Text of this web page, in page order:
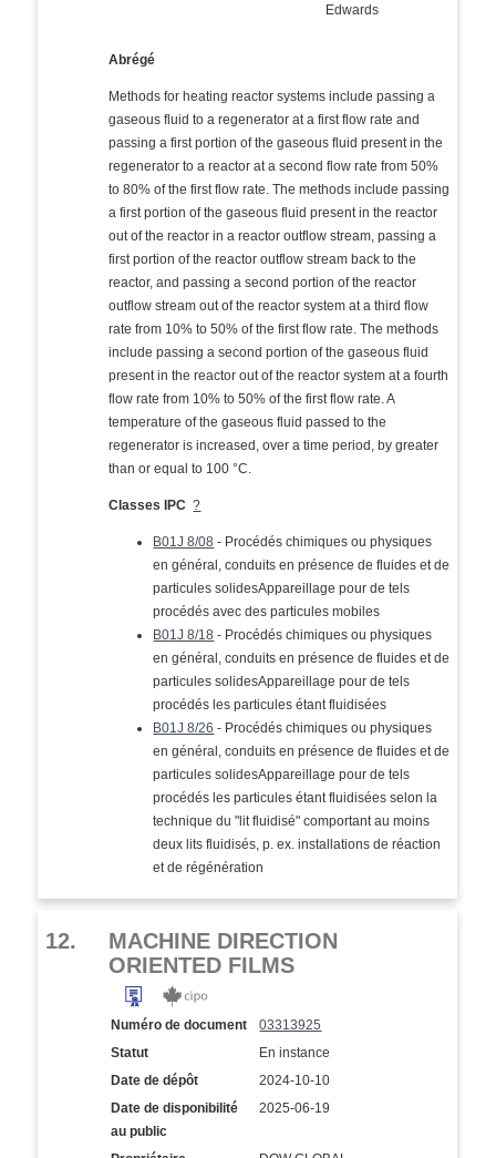
Edwards
Abrégé
Methods for heating reactor systems include passing a
gaseous fluid to a regenerator at a first flow rate and
passing a first portion of the gaseous fluid present in the
regenerator to a reactor at a second flow rate from 50%
to 80% of the first flow rate. The methods include passing
a first portion of the gaseous fluid present in the reactor
out of the reactor in a reactor outflow stream, passing a
first portion of the reactor outflow stream back to the
reactor, and passing a second portion of the reactor
outflow stream out of the reactor system at a third flow
rate from 10% to 50% of the first flow rate. The methods
include passing a second portion of the gaseous fluid
present in the reactor out of the reactor system at a fourth
flow rate from 10% to 50% of the first flow rate. A
temperature of the gaseous fluid passed to the
regenerator is increased, over a time period, by greater
than or equal to 100 °C.
Classes IPC ?
B01J 8/08 - Procédés chimiques ou physiques
en général, conduits en présence de fluides et de
particules solidesAppareillage pour de tels
procédés avec des particules mobiles
B01J 8/18 - Procédés chimiques ou physiques
en général, conduits en présence de fluides et de
particules solidesAppareillage pour de tels
procédés les particules étant fluidisées
B01J 8/26 - Procédés chimiques ou physiques
en général, conduits en présence de fluides et de
particules solidesAppareillage pour de tels
procédés les particules étant fluidisées selon la
technique du "lit fluidisé" comportant au moins
deux lits fluidisés, p. ex. installations de réaction
et de régénération
12.
MACHINE DIRECTION
ORIENTED FILMS
Numéro de document
03313925
Statut
En instance
Date de dépôt
2024-10-10
Date de disponibilité
au public
2025-06-19